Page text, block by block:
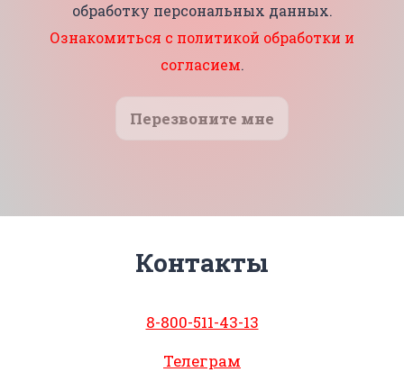
обработку персональных данных.
Ознакомиться с политикой обработки и
согласием.
Перезвоните мне
Контакты
8-800-511-43-13
Телеграм